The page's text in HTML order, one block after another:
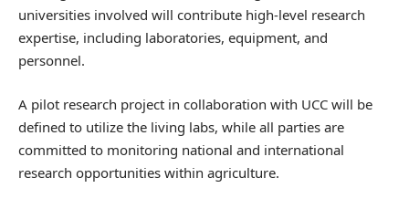
universities involved will contribute high-level research
expertise, including laboratories, equipment, and
personnel.
A pilot research project in collaboration with UCC will be
defined to utilize the living labs, while all parties are
committed to monitoring national and international
research opportunities within agriculture.